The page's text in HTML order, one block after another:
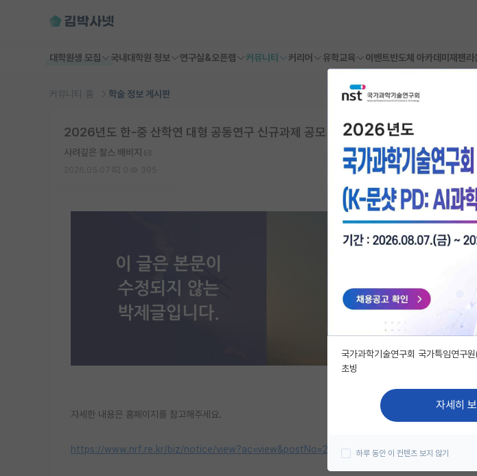
대학원생 모집 국내대학원 정보 연구실&오픈랩 커뮤니티 커리어 유학교육 이벤트반도체 아카데미 재팬라
커뮤니티 홈 학술 정보 게시판
2026년도 한-중 산학연 대형 공동연구 신규과제 공모
사려깊은 찰스 배비지
자세한 내용은 홈페이지를 참고해주세요.
https://www.nrf.re.kr/biz/notice/view?ac=view&postNo=272194&menuNo=362&bizNo=52
국가과학기술연구회 국가특임연구
초빙
자세히
하루 동안 이 컨텐츠 보지 않기